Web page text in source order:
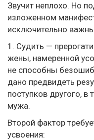
Звучит неплохо. Но
изложенном
исключительно
1. Судить —
жены, намеренной
не способны
дано предвидеть
поступков другого, в
мужа.
Второй фактор
усвоения: